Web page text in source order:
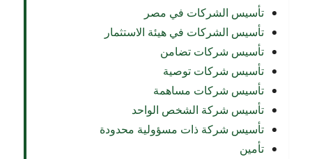
تأسيس الشركات في مصر
تأسيس الشركات في هيئة الاستثمار
تأسيس شركات تضامن
تأسيس شركات توصية
تأسيس شركات مساهمة
تأسيس شركة الشخص الواحد
تأسيس شركة ذات مسؤولية محدودة
تأمين